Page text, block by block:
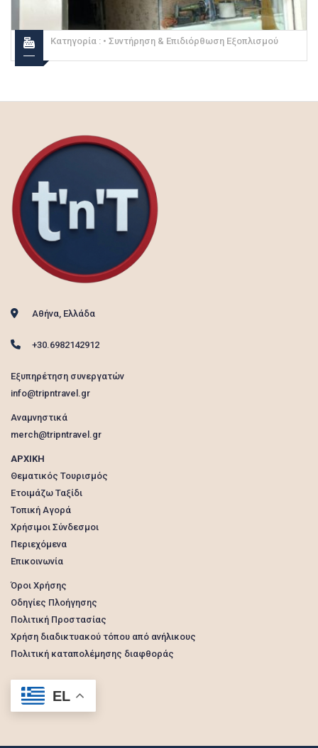
Κατηγορία : • Συντήρηση & Επιδιόρθωση Εξοπλισμού
Αθήνα, Ελλάδα
+30.6982142912
Εξυπηρέτηση συνεργατών
info@tripntravel.gr
Αναμνηστικά
merch@tripntravel.gr
ΑΡΧΙΚΗ
Θεματικός Τουρισμός
Ετοιμάζω Ταξίδι
Τοπική Αγορά
Χρήσιμοι Σύνδεσμοι
Περιεχόμενα
Επικοινωνία
Όροι Χρήσης
Οδηγίες Πλοήγησης
Πολιτική Προστασίας
Χρήση διαδικτυακού τόπου από ανήλικους
Πολιτική καταπολέμησης διαφθοράς
EL